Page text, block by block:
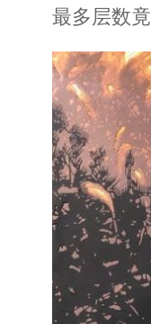
最多层数竟